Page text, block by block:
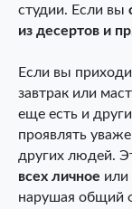
студии. Если вы
из десертов и
Если вы
завтрак или
еще есть и
проявлять
других людей.
всех личное или
нарушая общий